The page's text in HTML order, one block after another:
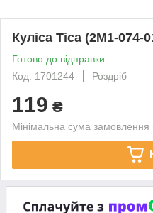
Куліса Tica (2M1-074-
Готово до відправки
Код: 1701244
Роздріб
119 ₴
Мінімальна сума